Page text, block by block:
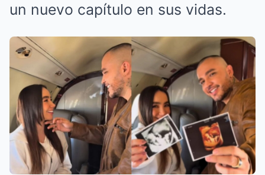
un nuevo capítulo en sus vidas.